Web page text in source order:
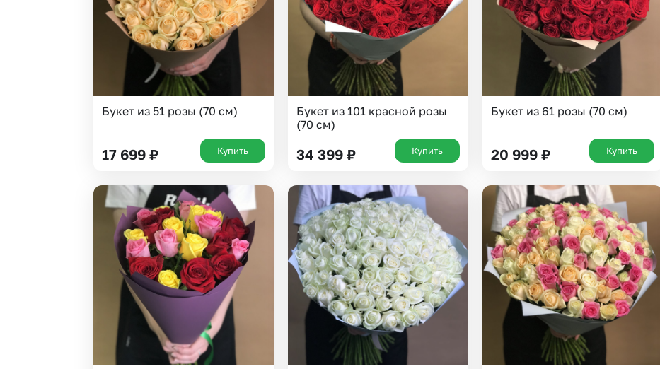
Выберите город доставки
Или выберите из популярных
Букет из 51 розы (70 см)
17 699 ₽ Купить
Букет из 101 красной розы
(70 см)
34 399 ₽ Купить
Букет из 61 розы (70 см)
20 999 ₽ Купить